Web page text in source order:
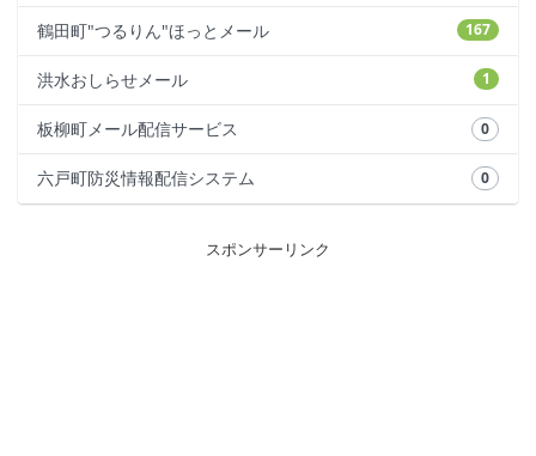
167
鶴田町"つるりん"ほっとメール
1
洪水おしらせメール
0
板柳町メール配信サービス
0
六戸町防災情報配信システム
スポンサーリンク